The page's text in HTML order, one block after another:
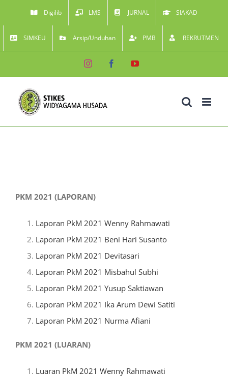
to
content
Digilib LMS JURNAL SIAKAD
SIMKEU Arsip/Unduhan PMB REKRUTMEN
InstagramFacebookYouTube
PKM 2021 (LAPORAN)
Laporan PkM 2021 Wenny Rahmawati
Laporan PkM 2021 Beni Hari Susanto
Laporan PkM 2021 Devitasari
Laporan PkM 2021 Misbahul Subhi
Laporan PkM 2021 Yusup Saktiawan
Laporan PkM 2021 Ika Arum Dewi Satiti
Laporan PkM 2021 Nurma Afiani
PKM 2021 (LUARAN)
Luaran PkM 2021 Wenny Rahmawati